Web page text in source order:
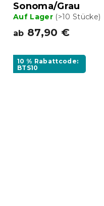
Sonoma/Grau
Auf Lager (>10 Stücke)
ab 87,90 €
10 % Rabattcode:
BTS10